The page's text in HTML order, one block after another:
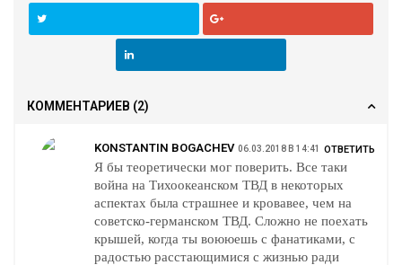
КОММЕНТАРИЕВ (2)
KONSTANTIN BOGACHEV 06.03.2018 В 14:41
Я бы теоретически мог поверить. Все таки
война на Тихоокеанском ТВД в некоторых
аспектах была страшнее и кровавее, чем на
советско-германском ТВД. Сложно не поехать
крышей, когда ты воююешь с фанатиками, с
радостью расстающимися с жизнью ради
ОТВЕТИТЬ